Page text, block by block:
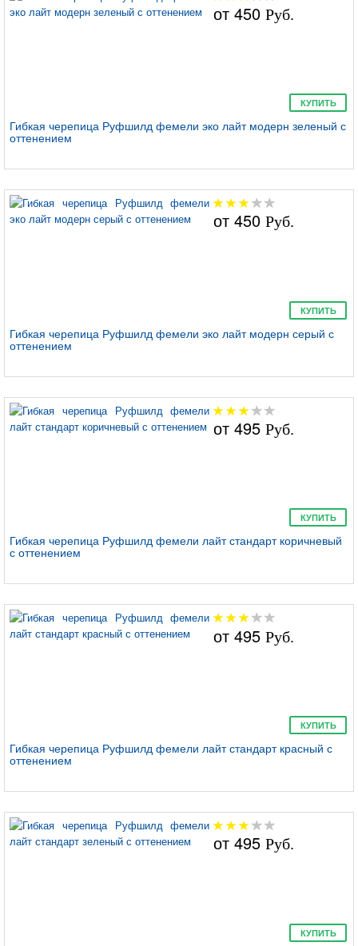
от450 Руб.
КУПИТЬ
Гибкая черепица Руфшилд фемели эко лайт модерн зеленый с
оттенением
от450 Руб.
КУПИТЬ
Гибкая черепица Руфшилд фемели эко лайт модерн серый с
оттенением
от495 Руб.
КУПИТЬ
Гибкая черепица Руфшилд фемели лайт стандарт коричневый
с оттенением
от495 Руб.
КУПИТЬ
Гибкая черепица Руфшилд фемели лайт стандарт красный с
оттенением
от495 Руб.
КУПИТЬ